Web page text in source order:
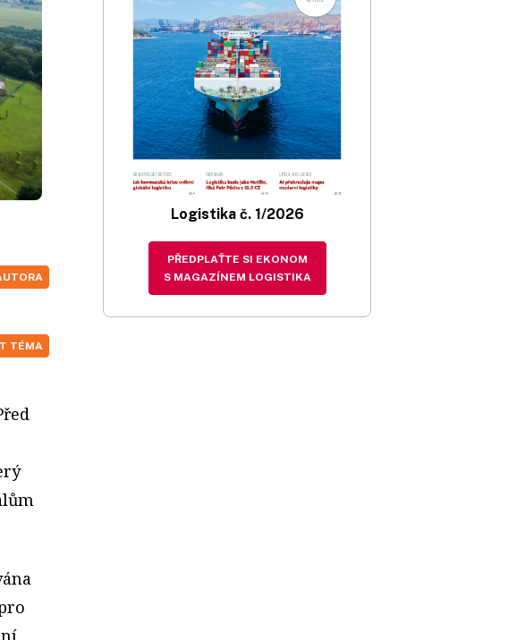
TÉMA
Logistika č. 1/2026
PŘEDPLAŤTE SI EKONOM
S MAGAZÍNEM LOGISTIKA